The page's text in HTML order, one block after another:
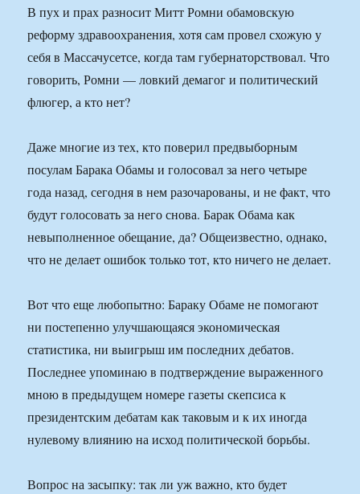
В пух и прах разносит Митт Ромни обамовскую
реформу здравоохранения, хотя сам провел схожую у
себя в Массачусетсе, когда там губернаторствовал. Что
говорить, Ромни — ловкий демагог и политический
флюгер, а кто нет?
Даже многие из тех, кто поверил предвыборным
посулам Барака Обамы и голосовал за него четыре
года назад, сегодня в нем разочарованы, и не факт, что
будут голосовать за него снова. Барак Обама как
невыполненное обещание, да? Общеизвестно, однако,
что не делает ошибок только тот, кто ничего не делает.
Вот что еще любопытно: Бараку Обаме не помогают
ни постепенно улучшающаяся экономическая
статистика, ни выигрыш им последних дебатов.
Последнее упоминаю в подтверждение выраженного
мною в предыдущем номере газеты скепсиса к
президентским дебатам как таковым и к их иногда
нулевому влиянию на исход политической борьбы.
Вопрос на засыпку: так ли уж важно, кто будет